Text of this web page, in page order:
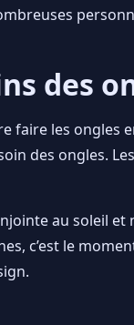
des
faire les
des ongles.
au soleil et
c’est le